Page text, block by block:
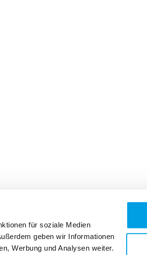
für soziale Medien
geben wir Informationen
Werbung und Analysen weiter.